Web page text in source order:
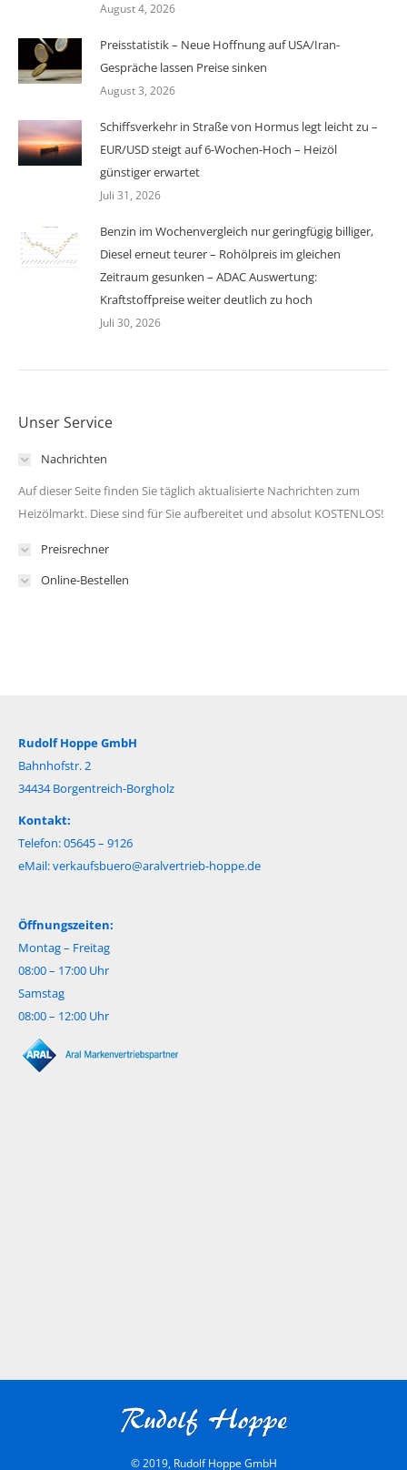
August 4, 2026
Preisstatistik – Neue Hoffnung auf USA/Iran-
Gespräche lassen Preise sinken
August 3, 2026
Schiffsverkehr in Straße von Hormus legt leicht zu –
EUR/USD steigt auf 6-Wochen-Hoch – Heizöl
günstiger erwartet
Juli 31, 2026
Benzin im Wochenvergleich nur geringfügig billiger,
Diesel erneut teurer – Rohölpreis im gleichen
Zeitraum gesunken – ADAC Auswertung:
Kraftstoffpreise weiter deutlich zu hoch
Juli 30, 2026
Unser Service
Nachrichten
Auf dieser Seite finden Sie täglich aktualisierte Nachrichten zum
Heizölmarkt. Diese sind für Sie aufbereitet und absolut KOSTENLOS!
Preisrechner
Online-Bestellen
Rudolf Hoppe GmbH
Bahnhofstr. 2
34434 Borgentreich-Borgholz
Kontakt:
Telefon: 05645 – 9126
eMail:verkaufsbuero@aralvertrieb-hoppe.de
Öffnungszeiten:
Montag – Freitag
08:00 – 17:00 Uhr
Samstag
08:00 – 12:00 Uhr
© 2019, Rudolf Hoppe GmbH